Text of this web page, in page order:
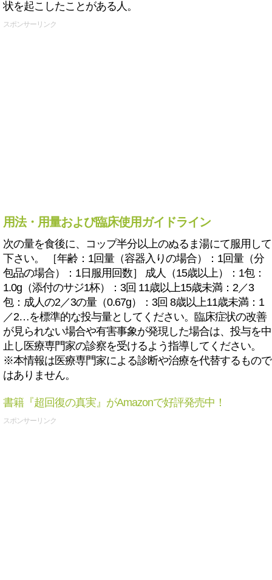
状を起こしたことがある人。
スポンサーリンク
用法・用量および臨床使用ガイドライン
次の量を食後に、コップ半分以上のぬるま湯にて服用して
下さい。 ［年齢：1回量（容器入りの場合）：1回量（分
包品の場合）：1日服用回数］ 成人（15歳以上）：1包：
1.0g（添付のサジ1杯）：3回 11歳以上15歳未満：2／3
包：成人の2／3の量（0.67g）：3回 8歳以上11歳未満：1
／2…を標準的な投与量としてください。臨床症状の改善
が見られない場合や有害事象が発現した場合は、投与を中
止し医療専門家の診察を受けるよう指導してください。
※本情報は医療専門家による診断や治療を代替するもので
はありません。
書籍『超回復の真実』がAmazonで好評発売中！
スポンサーリンク